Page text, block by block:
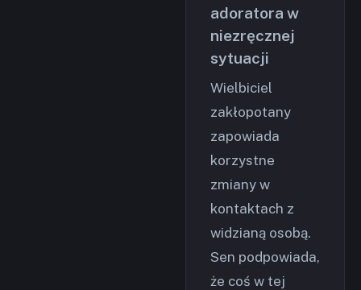
adoratora w
niezręcznej
sytuacji
Wielbiciel
zakłopotany
zapowiada
korzystne
zmiany w
kontaktach z
widzianą osobą.
Sen podpowiada,
że coś w tej